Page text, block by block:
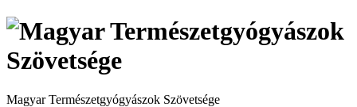
Magyar Természetgyógyászok Szövetsége